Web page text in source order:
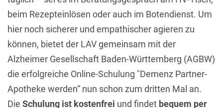
beim Rezepteinlösen oder auch im Botendienst. Um
hier noch sicherer und empathischer agieren zu
können, bietet der LAV gemeinsam mit der
Alzheimer Gesellschaft Baden-Württemberg (AGBW)
die erfolgreiche Online-Schulung "Demenz Partner-
Apotheke werden“ nun schon zum dritten Mal an.
Die Schulung ist kostenfrei und findet bequem per